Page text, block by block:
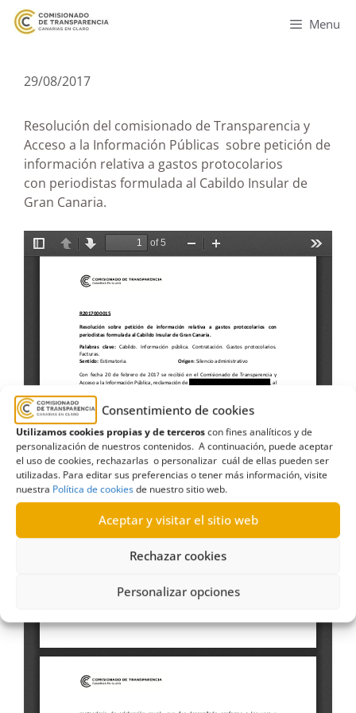
Consentimiento de cookies
Utilizamos cookies propias y de terceroscon fines analíticos y de
personalización de nuestros contenidos. A continuación, puede aceptar
el uso de cookies, rechazarlas o personalizar cuál de ellas pueden ser
utilizadas. Para editar sus preferencias o tener más información, visite
nuestra Política de cookiesde nuestro sitio web.
Aceptar y visitar el sitio web
Rechazar cookies
Personalizar opciones
Menu
29/08/2017
Resolución del comisionado de Transparencia y
Acceso a la Información Públicas sobre petición de
información relativa a gastos protocolarios
con periodistas formulada al Cabildo Insular de
Gran Canaria.